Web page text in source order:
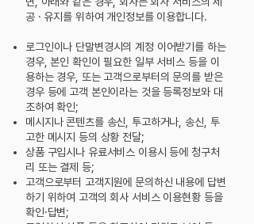
공 · 유지를 위하여 개인정보를 이용합니다.
로그인이나 단말변경시의 계정 이어받기를 하는
경우, 본인 확인이 필요한 일부 서비스 등을 이
용하는 경우, 또는 고객으로부터의 문의를 받은
경우 등에 고객 본인이라는 것을 등록정보와 대
조하여 확인;
메시지나 콘텐츠를 송신, 투고하거나, 송신, 투
고한 메시지 등의 상황 전달;
상품 구입시나 유료서비스 이용시 등에 청구처
리 또는 결제 등;
고객으로부터 고객지원에 문의하신 내용에 답변
하기 위하여 고객의 회사 서비스 이용현황 등을
확인·답변;